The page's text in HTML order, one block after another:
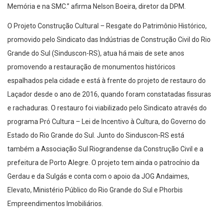
Memória e na SMC.” afirma Nelson Boeira, diretor da DPM.
O Projeto Construção Cultural – Resgate do Patrimônio Histórico,
promovido pelo Sindicato das Indústrias de Construção Civil do Rio
Grande do Sul (Sinduscon-RS), atua há mais de sete anos
promovendo a restauração de monumentos históricos
espalhados pela cidade e está à frente do projeto de restauro do
Laçador desde o ano de 2016, quando foram constatadas fissuras
e rachaduras. O restauro foi viabilizado pelo Sindicato através do
programa Pró Cultura – Lei de Incentivo à Cultura, do Governo do
Estado do Rio Grande do Sul. Junto do Sinduscon-RS está
também a Associação Sul Riograndense da Construção Civil e a
prefeitura de Porto Alegre. O projeto tem ainda o patrocínio da
Gerdau e da Sulgás e conta com o apoio da JOG Andaimes,
Elevato, Ministério Público do Rio Grande do Sul e Phorbis
Empreendimentos Imobiliários.